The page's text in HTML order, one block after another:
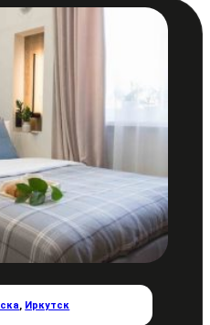
, Иркутск